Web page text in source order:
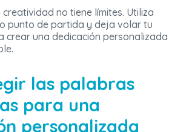
no tiene límites. Utiliza
punto de partida y deja volar tu
crear una dedicación personalizada
las palabras
para una
personalizada